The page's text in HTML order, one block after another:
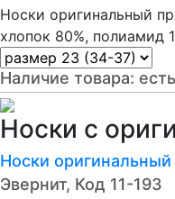
Носки оригинальный
хлопок 80%, полиамид
Наличие товара:
Носки с
Носки
Эвернит, Код 11-193